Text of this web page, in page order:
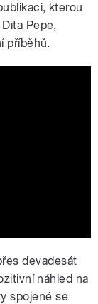
kterou
Pepe,
příběhů.
devadesát
náhled na
spojené se